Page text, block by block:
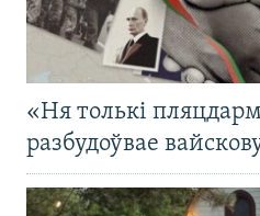
«Ня толькі
разбудоўвае